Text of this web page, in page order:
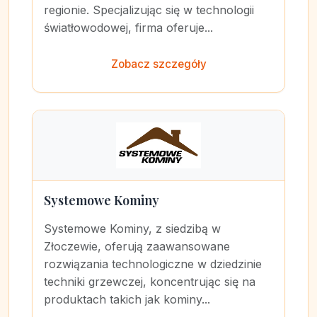
regionie. Specjalizując się w technologii
światłowodowej, firma oferuje...
Zobacz szczegóły
Systemowe Kominy
Systemowe Kominy, z siedzibą w
Złoczewie, oferują zaawansowane
rozwiązania technologiczne w dziedzinie
techniki grzewczej, koncentrując się na
produktach takich jak kominy...